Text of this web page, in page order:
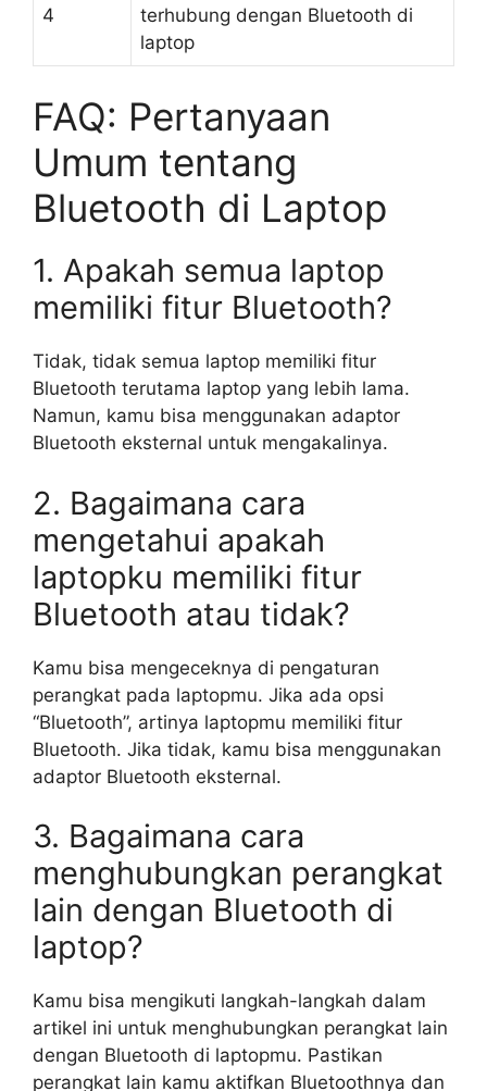
4
terhubung dengan Bluetooth di
laptop
FAQ: Pertanyaan
Umum tentang
Bluetooth di Laptop
1. Apakah semua laptop
memiliki fitur Bluetooth?
Tidak, tidak semua laptop memiliki fitur
Bluetooth terutama laptop yang lebih lama.
Namun, kamu bisa menggunakan adaptor
Bluetooth eksternal untuk mengakalinya.
2. Bagaimana cara
mengetahui apakah
laptopku memiliki fitur
Bluetooth atau tidak?
Kamu bisa mengeceknya di pengaturan
perangkat pada laptopmu. Jika ada opsi
“Bluetooth”, artinya laptopmu memiliki fitur
Bluetooth. Jika tidak, kamu bisa menggunakan
adaptor Bluetooth eksternal.
3. Bagaimana cara
menghubungkan perangkat
lain dengan Bluetooth di
laptop?
Kamu bisa mengikuti langkah-langkah dalam
artikel ini untuk menghubungkan perangkat lain
dengan Bluetooth di laptopmu. Pastikan
perangkat lain kamu aktifkan Bluetoothnya dan